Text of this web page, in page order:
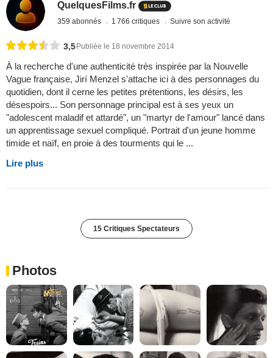
QuelquesFilms.fr
359 abonnés 1 766 critiques Suivre son activité
3,5Publiée le 18 novembre 2014
À la recherche d'une authenticité très inspirée par la Nouvelle
Vague française, Jirí Menzel s'attache ici à des personnages du
quotidien, dont il cerne les petites prétentions, les désirs, les
désespoirs... Son personnage principal est à ses yeux un
"adolescent maladif et attardé", un "martyr de l'amour" lancé dans
un apprentissage sexuel compliqué. Portrait d'un jeune homme
timide et naïf, en proie à des tourments qui le ...
Lire plus
15 Critiques Spectateurs
Photos